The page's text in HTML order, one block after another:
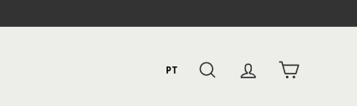
PT
PESQUISARCONTACESTO